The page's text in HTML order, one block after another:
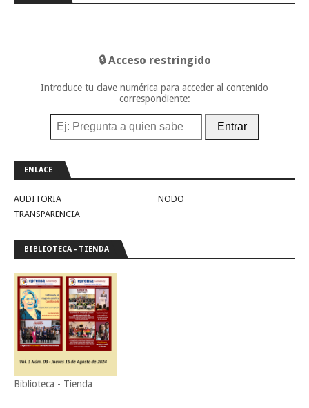
🔒 Acceso restringido
Introduce tu clave numérica para acceder al contenido
correspondiente:
Entrar
ENLACE
AUDITORIA
NODO
TRANSPARENCIA
BIBLIOTECA - TIENDA
Biblioteca - Tienda